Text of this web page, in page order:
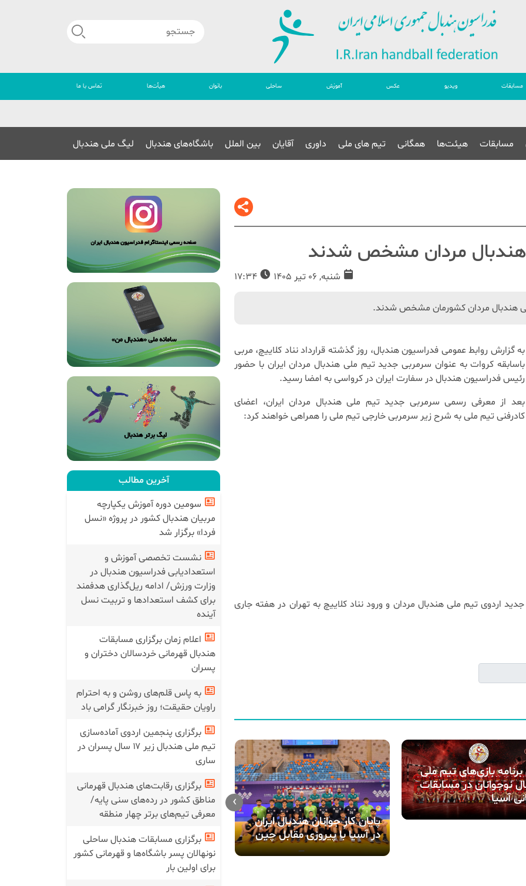
مسابقات ویدیو عکس آموزش ساحلی بانوان هیأت‌ها تماس با ما
مسابقات هیئت‌ها همگانی تیم های ملی داوری آقایان بین الملل باشگاه‌های هندبال لیگ ملی هندبال
هندبال مردان مشخص شدند
شنبه, 06 تیر 1405
هندبال مردان کشورمان مشخص شدند.
به گزارش روابط عمومی فدراسیون هندبال، روز گذشته قرارداد نناد کلاییچ، مربی
باسابقه کروات به عنوان سرمربی جدید تیم ملی هندبال مردان ایران با حضور
رئیس فدراسیون هندبال در سفارت ایران در کرواسی به امضا رسید.
بعد از معرفی رسمی سرمربی جدید تیم ملی هندبال مردان ایران، اعضای
کادرفنی تیم ملی به شرح زیر سرمربی خارجی تیم ملی را همراهی خواهند کرد:
اردوی تیم ملی هندبال مردان و ورود نناد کلاییچ به تهران در هفته جاری
برنامه بازی‌های تیم ملی
نوجوانان در مسابقات
آسیا
پایان کار جوانان هندبال ایران
در آسیا با پیروزی مقابل چین
دعوت ۲۱ بازیکن به نهمین
اردوی تیم ملی هندبال
نوجوانان
›
آخرین مطالب
سومین دوره آموزش یکپارچه
مربیان هندبال کشور در پروژه «نسل
فردا» برگزار شد
نشست تخصصی آموزش و
استعدادیابی فدراسیون هندبال در
وزارت ورزش/ ادامه ریل‌گذاری هدفمند
برای کشف استعدادها و تربیت نسل
آینده
اعلام زمان برگزاری مسابقات
هندبال قهرمانی خردسالان دختران و
پسران
به پاس قلم‌های روشن و به احترام
راویان حقیقت؛ روز خبرنگار گرامی باد
برگزاری پنجمین اردوی آماده‌سازی
تیم ملی هندبال زیر ۱۷ سال پسران در
ساری
برگزاری رقابت‌های هندبال قهرمانی
مناطق کشور در رده‌های سنی پایه/
معرفی تیم‌های برتر چهار منطقه
برگزاری مسابقات هندبال ساحلی
نونهالان پسر باشگاه‌ها و قهرمانی کشور
برای اولین بار